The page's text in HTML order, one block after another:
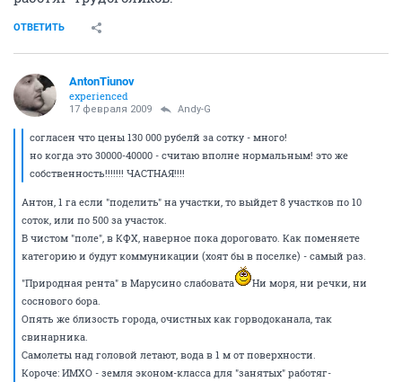
ОТВЕТИТЬ
AntonTiunov
experienced
17 февраля 2009 Andy-G
согласен что цены 130 000 рубелй за сотку - много!
но когда это 30000-40000 - считаю вполне нормальным! это же
собственность!!!!!!! ЧАСТНАЯ!!!!
Антон, 1 га если "поделить" на участки, то выйдет 8 участков по 10
соток, или по 500 за участок.
В чистом "поле", в КФХ, наверное пока дороговато. Как поменяете
категорию и будут коммуникации (хоят бы в поселке) - самый раз.
"Природная рента" в Марусино слабовата
Ни моря, ни речки, ни
соснового бора.
Опять же близость города, очистных как горводоканала, так
свинарника.
Самолеты над головой летают, вода в 1 м от поверхности.
Короче: ИМХО - земля эконом-класса для "занятых" работяг-